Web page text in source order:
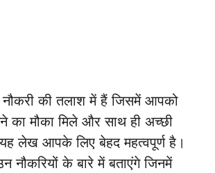
नौकरी की तलाश में हैं जिसमें आपको
का मौका मिले और साथ ही अच्छी
यह लेख आपके लिए बेहद महत्वपूर्ण है।
नौकरियों के बारे में बताएंगे जिनमें